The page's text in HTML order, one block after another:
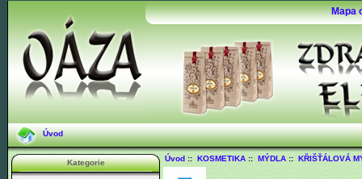
Mapa
Úvod
Kategorie Úvod:: KOSMETIKA:: MÝDLA:: KŘIŠŤÁLOVÁ